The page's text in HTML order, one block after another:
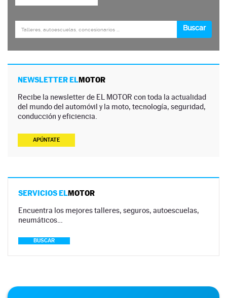
NEWSLETTER ELMOTOR
Recibe la newsletter de EL MOTOR con toda la actualidad
del mundo del automóvil y la moto, tecnología, seguridad,
conducción y eficiencia.
APÚNTATE
SERVICIOS ELMOTOR
Encuentra los mejores talleres, seguros, autoescuelas,
neumáticos…
BUSCAR